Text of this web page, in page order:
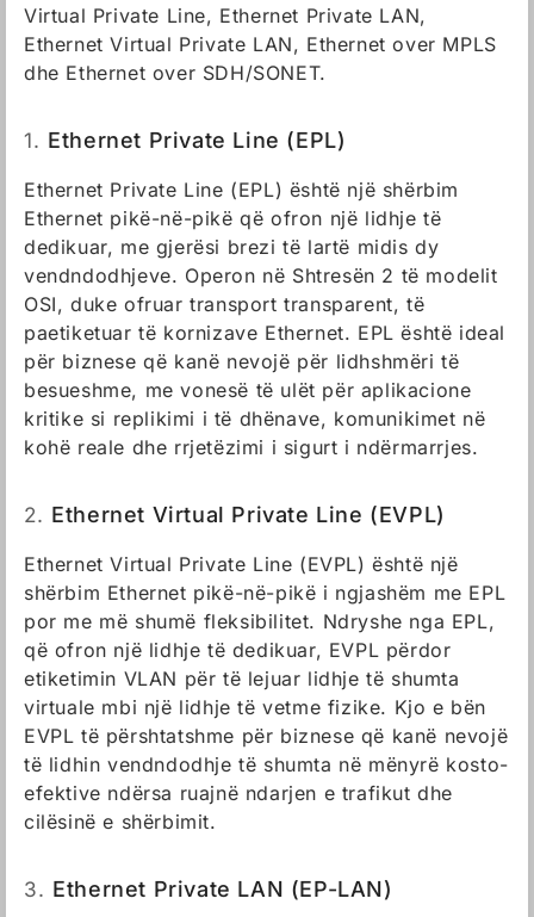
Virtual Private Line, Ethernet Private LAN,
Ethernet Virtual Private LAN, Ethernet over MPLS
dhe Ethernet over SDH/SONET.
1. Ethernet Private Line (EPL)
Ethernet Private Line (EPL) është një shërbim
Ethernet pikë-në-pikë që ofron një lidhje të
dedikuar, me gjerësi brezi të lartë midis dy
vendndodhjeve. Operon në Shtresën 2 të modelit
OSI, duke ofruar transport transparent, të
paetiketuar të kornizave Ethernet. EPL është ideal
për biznese që kanë nevojë për lidhshmëri të
besueshme, me vonesë të ulët për aplikacione
kritike si replikimi i të dhënave, komunikimet në
kohë reale dhe rrjetëzimi i sigurt i ndërmarrjes.
2. Ethernet Virtual Private Line (EVPL)
Ethernet Virtual Private Line (EVPL) është një
shërbim Ethernet pikë-në-pikë i ngjashëm me EPL
por me më shumë fleksibilitet. Ndryshe nga EPL,
që ofron një lidhje të dedikuar, EVPL përdor
etiketimin VLAN për të lejuar lidhje të shumta
virtuale mbi një lidhje të vetme fizike. Kjo e bën
EVPL të përshtatshme për biznese që kanë nevojë
të lidhin vendndodhje të shumta në mënyrë kosto-
efektive ndërsa ruajnë ndarjen e trafikut dhe
cilësinë e shërbimit.
3. Ethernet Private LAN (EP-LAN)